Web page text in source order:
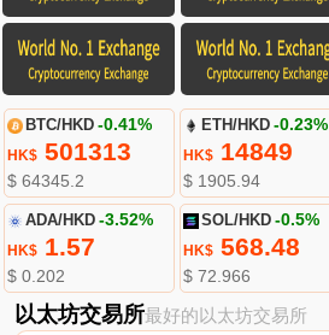
BTC/HKD -0.41%
HK$501313
$ 64345.2
ETH/HKD -0.23%
HK$ 14849
$ 1905.94
ADA/HKD -3.52%
HK$1.57
$ 0.202
SOL/HKD -0.5%
HK$ 568.48
$ 72.966
以太坊交易所最好的以太坊交易所